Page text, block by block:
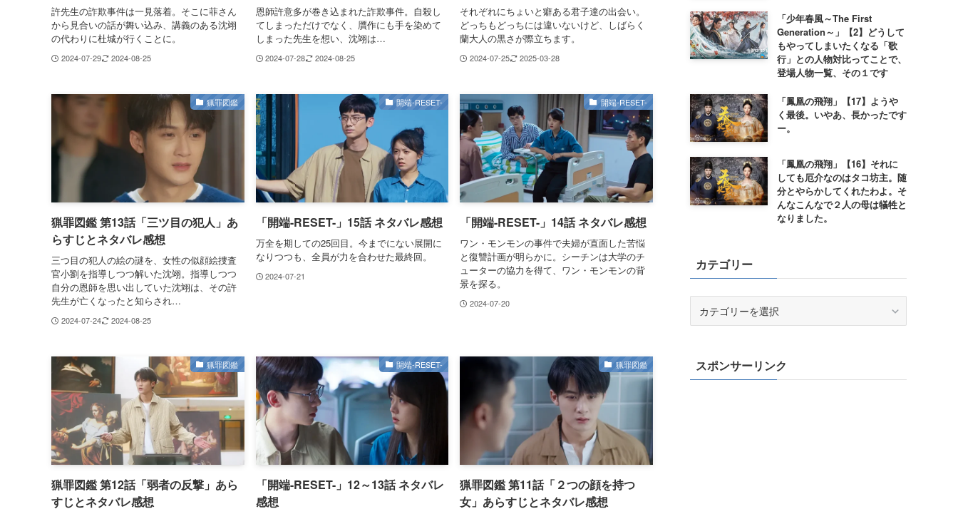
許先生の詐欺事件は一見落着。そこに菲さん
から見合いの話が舞い込み、講義のある沈翊
の代わりに杜城が行くことに。
2024-07-29 2024-08-25
恩師許意多が巻き込まれた詐欺事件。自殺し
てしまっただけでなく、贋作にも手を染めて
しまった先生を想い、沈翊は…
2024-07-28 2024-08-25
それぞれにちょいと癖ある君子達の出会い。
どっちもどっちには違いないけど、しばらく
蘭大人の黒さが際立ちます。
2024-07-25 2025-03-28
猟罪図鑑
猟罪図鑑 第13話「三ツ目の犯人」あ
らすじとネタバレ感想
三つ目の犯人の絵の謎を、女性の似顔絵捜査
官小劉を指導しつつ解いた沈翊。指導しつつ
自分の恩師を思い出していた沈翊は、その許
先生が亡くなったと知らされ…
2024-07-24 2024-08-25
開端-RESET-
「開端-RESET-」15話 ネタバレ感想
万全を期しての25回目。今までにない展開に
なりつつも、全員が力を合わせた最終回。
2024-07-21
開端-RESET-
「開端-RESET-」14話 ネタバレ感想
ワン・モンモンの事件で夫婦が直面した苦悩
と復讐計画が明らかに。シーチンは大学のチ
ューターの協力を得て、ワン・モンモンの背
景を探る。
2024-07-20
猟罪図鑑
猟罪図鑑 第12話「弱者の反撃」あら
すじとネタバレ感想
開端-RESET-
「開端-RESET-」12～13話 ネタバレ
感想
猟罪図鑑
猟罪図鑑 第11話「２つの顔を持つ
女」あらすじとネタバレ感想
「少年春風～The First
Generation～」【2】どうして
もやってしまいたくなる「歌
行」との人物対比ってことで、
登場人物一覧、その１です
「鳳凰の飛翔」【17】ようや
く最後。いやあ、長かったです
ー。
「鳳凰の飛翔」【16】それに
しても厄介なのはタコ坊主。随
分とやらかしてくれたわよ。そ
んなこんなで２人の母は犠牲と
なりました。
カテゴリー
ースポンサーリンク